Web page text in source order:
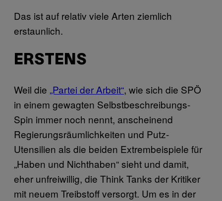
Das ist auf relativ viele Arten ziemlich
erstaunlich.
ERSTENS
Weil die „Partei der Arbeit“, wie sich die SPÖ
in einem gewagten Selbstbeschreibungs-
Spin immer noch nennt, anscheinend
Regierungsräumlichkeiten und Putz-
Utensilien als die beiden Extrembeispiele für
„Haben und Nichthaben“ sieht und damit,
eher unfreiwillig, die Think Tanks der Kritiker
mit neuem Treibstoff versorgt. Um es in der